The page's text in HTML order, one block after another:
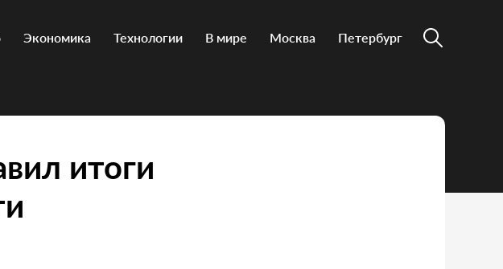
Экономика Технологии В мире Москва Петербург
итоги